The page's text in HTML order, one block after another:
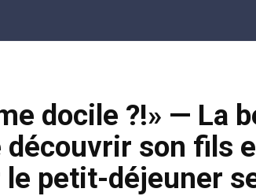
docile ?!» — La
découvrir son fils
le petit-déjeuner